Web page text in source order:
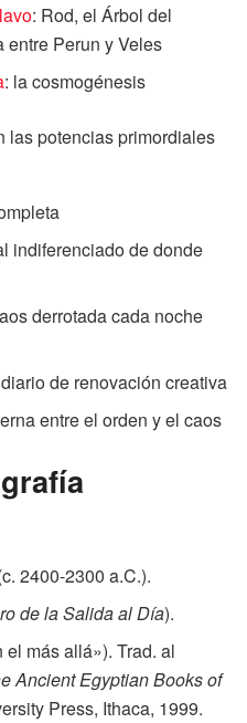
: Rod, el Árbol del
entre Perun y Veles
: la cosmogénesis
las potencias primordiales
indiferenciado de donde
derrotada cada noche
de renovación creativa
entre el orden y el caos
2400-2300 a.C.).
de la Salida al Día).
más allá»). Trad. al
Ancient Egyptian Books of
Press, Ithaca, 1999.